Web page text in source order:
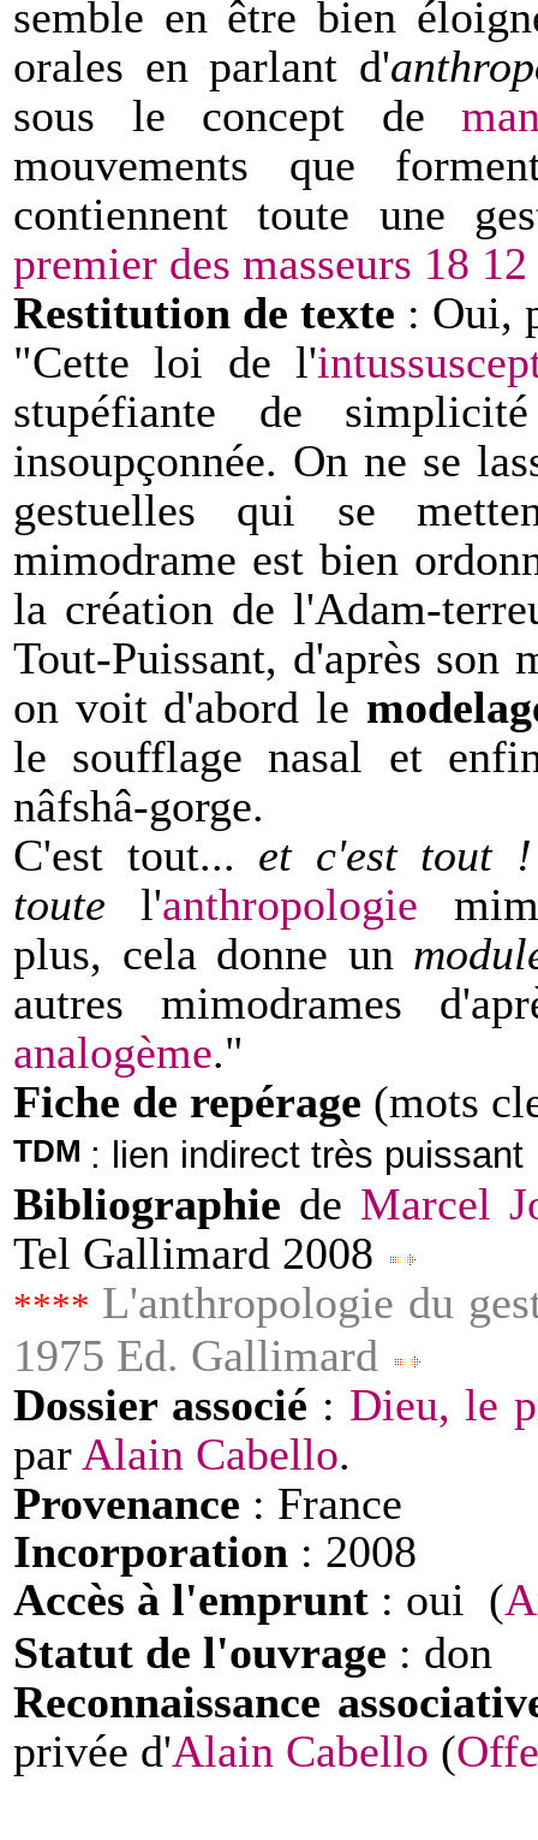
semble en être bien
orales en parlant d'
sous le concept de
mouvements que
contiennent toute une
premier des masseurs 18
Restitution de texte : Oui,
"Cette loi de l'
stupéfiante de
insoupçonnée. On ne se
gestuelles qui se
mimodrame est bien
la création de l'Adam-
Tout-Puissant, d'après son
on voit d'abord le
le soufflage nasal et
nâfshâ-gorge.
C'est tout... et c'est tout !
toutel'anthropologie
plus, cela donne un
autres mimodrames
analogème."
Fiche de repérage (mots
TDM : lien indirect très puissant
Bibliographie de Marcel
Tel Gallimard 2008
**** L'anthropologie du
1975 Ed. Gallimard
Dossier associé : Dieu, le
par Alain Cabello.
Provenance : France
Incorporation : 2008
Accès à l'emprunt : oui (
Statut de l'ouvrage : don
Reconnaissance
privée d'Alain Cabello (